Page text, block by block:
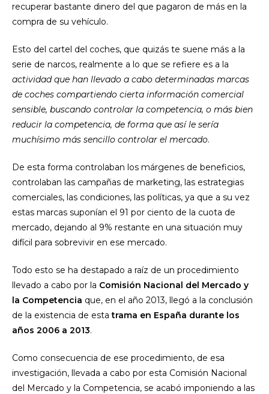
recuperar bastante dinero del que pagaron de más en la
compra de su vehículo.
Esto del cartel del coches, que quizás te suene más a la
serie de narcos, realmente a lo que se refiere es a la
actividad que han llevado a cabo determinadas marcas
de coches compartiendo cierta información comercial
sensible, buscando controlar la competencia, o más bien
reducir la competencia, de forma que así le sería
muchísimo más sencillo controlar el mercado.
De esta forma controlaban los márgenes de beneficios,
controlaban las campañas de marketing, las estrategias
comerciales, las condiciones, las políticas, ya que a su vez
estas marcas suponían el 91 por ciento de la cuota de
mercado, dejando al 9% restante en una situación muy
difícil para sobrevivir en ese mercado.
Todo esto se ha destapado a raíz de un procedimiento
llevado a cabo por la Comisión Nacional del Mercado y
la Competencia que, en el año 2013, llegó a la conclusión
de la existencia de esta trama en España durante los
años 2006 a 2013.
Como consecuencia de ese procedimiento, de esa
investigación, llevada a cabo por esta Comisión Nacional
del Mercado y la Competencia, se acabó imponiendo a las